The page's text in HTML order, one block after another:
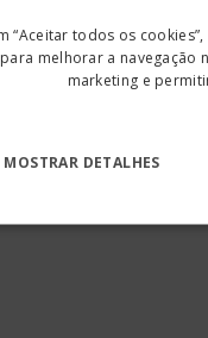
“Aceitar todos os
melhorar a navegação
marketing e
MOSTRAR DETALHES